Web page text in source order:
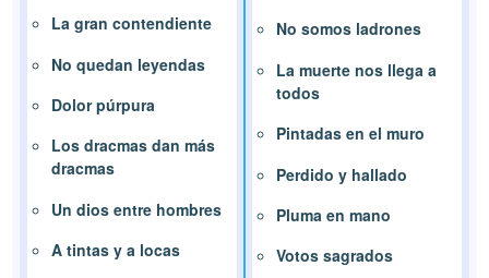
La gran contendiente
No quedan leyendas
Dolor púrpura
Los dracmas dan más
dracmas
Un dios entre hombres
A tintas y a locas
No somos ladrones
La muerte nos llega a
todos
Pintadas en el muro
Perdido y hallado
Pluma en mano
Votos sagrados